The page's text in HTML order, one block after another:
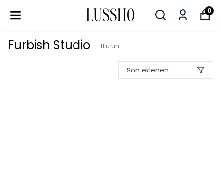
0
Furbish Studio 11 ürün
Son eklenen